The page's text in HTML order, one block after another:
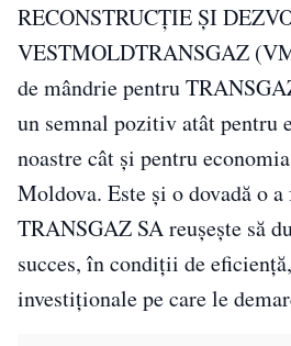
RECONSTRUCȚIE ȘI
VESTMOLDTRANSGAZ
de mândrie pentru
un semnal pozitiv atât pentru
noastre cât și pentru
Moldova. Este și o dovadă o
TRANSGAZ SA reușește să
succes, în condiții de
investiționale pe care le